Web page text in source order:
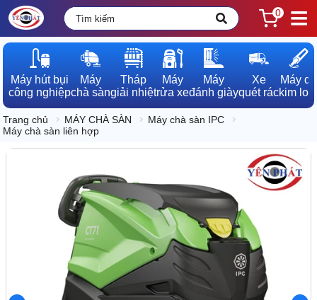
0
Máy hút bụi
công nghiệp
Máy
chà sàn
Tháp
giải nhiệt
Máy
rửa xe
Máy
đánh giày
Xe
quét rác
Máy dò
kim loại
Trang chủ MÁY CHÀ SÀN
Máy chà sàn IPC
Máy chà sàn liên hợp